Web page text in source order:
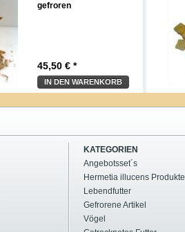
gefroren
45,50 € *
IN DEN WARENKORB
KATEGORIEN
Angebotsset´s
Hermetia illucens Produkte
Lebendfutter
Gefrorene Artikel
Vögel